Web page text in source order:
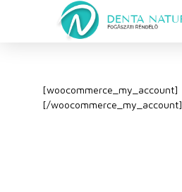
[woocommerce_my_account]
[/woocommerce_my_account]